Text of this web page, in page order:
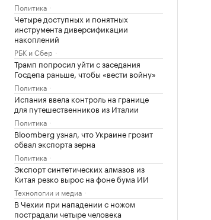
Политика
Четыре доступных и понятных
инструмента диверсификации
накоплений
РБК и Сбер
Трамп попросил уйти с заседания
Госдепа раньше, чтобы «вести войну»
Политика
Испания ввела контроль на границе
для путешественников из Италии
Политика
Bloomberg узнал, что Украине грозит
обвал экспорта зерна
Политика
Экспорт синтетических алмазов из
Китая резко вырос на фоне бума ИИ
Технологии и медиа
В Чехии при нападении с ножом
пострадали четыре человека